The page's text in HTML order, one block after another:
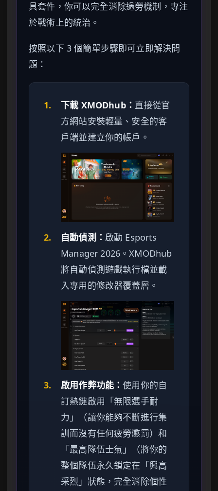
具套件，你可以完全消除過勞機制，專注
於戰術上的統治。
按照以下 3 個簡單步驟即可立即解決問
題：
1. 下載 XMODhub： 直接從官
方網站安裝輕量、安全的客
戶端並建立你的帳戶。
2. 自動偵測： 啟動 Esports
Manager 2026。XMODhub
將自動偵測遊戲執行檔並載
入專用的修改器覆蓋層。
3. 啟用作弊功能：使用你的自
訂熱鍵啟用「無限選手耐
力」（讓你能夠不斷進行集
訓而沒有任何疲勞懲罰）和
「最高隊伍士氣」（將你的
整個隊伍永久鎖定在「興高
采烈」狀態，完全消除個性